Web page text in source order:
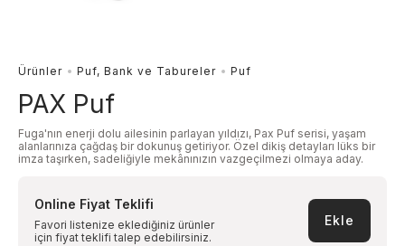
Ürünler Puf, Bank ve Tabureler Puf
PAX Puf
Fuga'nın enerji dolu ailesinin parlayan yıldızı, Pax Puf serisi, yaşam
alanlarınıza çağdaş bir dokunuş getiriyor. Özel dikiş detayları lüks bir
imza taşırken, sadeliğiyle mekânınızın vazgeçilmezi olmaya aday.
Online Fiyat Teklifi
Favori listenize eklediğiniz ürünler
için fiyat teklifi talep edebilirsiniz.
Ekle